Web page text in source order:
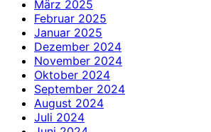
März 2025
Februar 2025
Januar 2025
Dezember 2024
November 2024
Oktober 2024
September 2024
August 2024
Juli 2024